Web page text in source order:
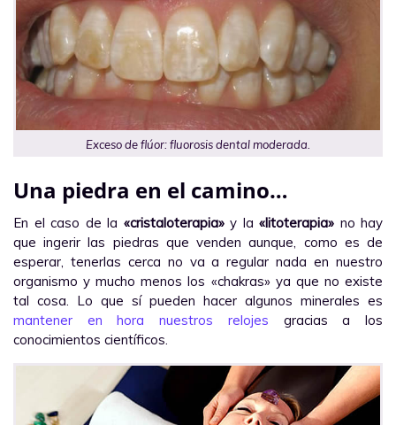
Exceso de flúor: fluorosis dental moderada.
Una piedra en el camino…
En el caso de la «cristaloterapia»y la «litoterapia» no hay
que ingerir las piedras que venden aunque, como es de
esperar, tenerlas cerca no va a regular nada en nuestro
organismo y mucho menos los «chakras» ya que no existe
tal cosa. Lo que sí pueden hacer algunos minerales es
mantener en hora nuestros relojes gracias a los
conocimientos científicos.